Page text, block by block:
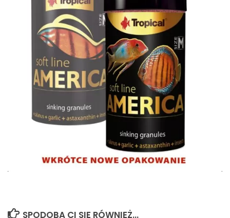
SPODOBA CI SIĘ RÓWNIEŻ...